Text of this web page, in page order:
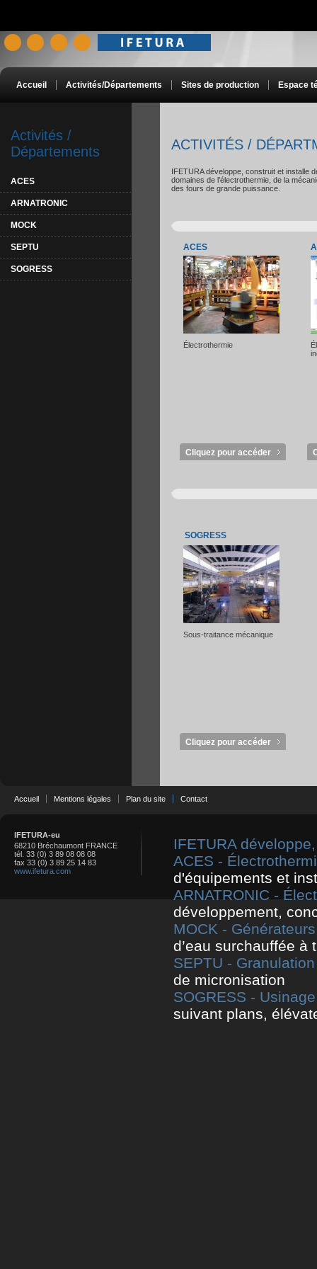
Accueil Activités/Départements Sites de production Espace
Activités /
Départements
ACES
ARNATRONIC
MOCK
SEPTU
SOGRESS
ACTIVITÉS /
IFETURA développe, construit et installe
domaines de l’électrothermie, de la
des fours de grande puissance.
ACES
Électrothermie
Cliquez pour accéder
SOGRESS
Sous-traitance mécanique
Cliquez pour accéder
Accueil Mentions légales Plan du site Contact
IFETURA-eu
68210 Bréchaumont FRANCE
tél. 33 (0) 3 89 08 08 08
fax 33 (0) 3 89 25 14 83
www.ifetura.com
IFETURA
ACES -
d'équipements et
ARNATRONIC -
développement,
MOCK -
d’eau surchauffée à
SEPTU -
de micronisation
SOGRESS -
suivant plans,